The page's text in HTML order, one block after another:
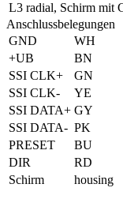
L3 radial, Schirm mit
Anschlussbelegungen
GND
WH
+UB
BN
SSI CLK+
GN
SSI CLK-
YE
SSI DATA+ GY
SSI DATA- PK
PRESET
BU
DIR
RD
Schirm
housing